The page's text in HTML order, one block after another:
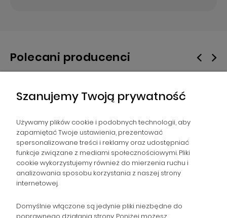
Polecani producenci
NAWIGACJA
POMOC
ZAMÓWIENIA
Szanujemy Twoją prywatność
Używamy plików cookie i podobnych technologii, aby
zapamiętać Twoje ustawienia, prezentować
spersonalizowane treści i reklamy oraz udostępniać
funkcje związane z mediami społecznościowymi. Pliki
cookie wykorzystujemy również do mierzenia ruchu i
analizowania sposobu korzystania z naszej strony
internetowej.
Domyślnie włączone są jedynie pliki niezbędne do